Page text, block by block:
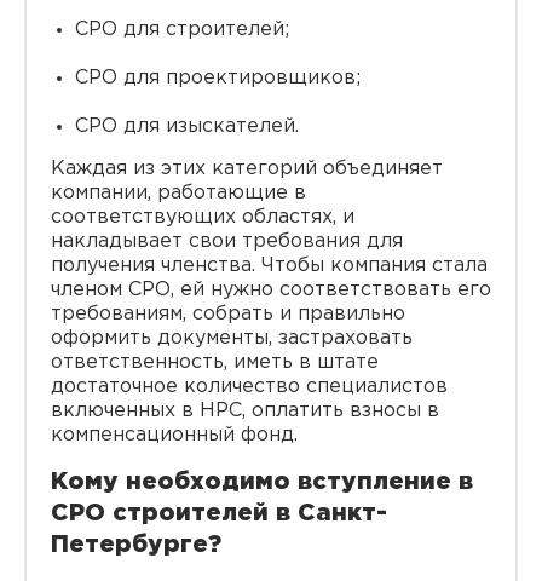
СРО для строителей;
СРО для проектировщиков;
СРО для изыскателей.
Каждая из этих категорий объединяет
компании, работающие в
соответствующих областях, и
накладывает свои требования для
получения членства. Чтобы компания стала
членом СРО, ей нужно соответствовать его
требованиям, собрать и правильно
оформить документы, застраховать
ответственность, иметь в штате
достаточное количество специалистов
включенных в НРС, оплатить взносы в
компенсационный фонд.
Кому необходимо вступление в
СРО строителей в Санкт-
Петербурге?